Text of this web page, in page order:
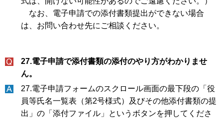
なお、電子申請での添付書類提出ができない場合
は、お問い合わせ先にご相談ください。
27.電子申請で添付書類の添付のやり方がわかりませ
ん。
27.電子申請フォームのスクロール画面の最下段の「役
員等氏名一覧表（第2号様式）及びその他添付書類の提
出」の「添付ファイル」というボタンを押してくださ